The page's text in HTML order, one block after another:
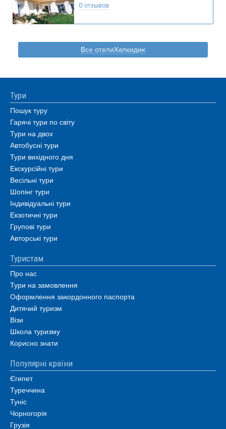
0 отзывов
Все отелиХалкидик
Тури
Пошук туру
Гарячі тури по світу
Тури на двох
Автобусні тури
Тури вихідного дня
Екскурсійні тури
Весільні тури
Шопінг тури
Індивідуальні тури
Екзотичні тури
Групові тури
Авторські тури
Туристам
Про нас
Тури на замовлення
Оформлення закордонного паспорта
Дитячий туризм
Візи
Школа туризму
Корисно знати
Популярні країни
Єгипет
Туреччина
Туніс
Чорногорія
Грузія